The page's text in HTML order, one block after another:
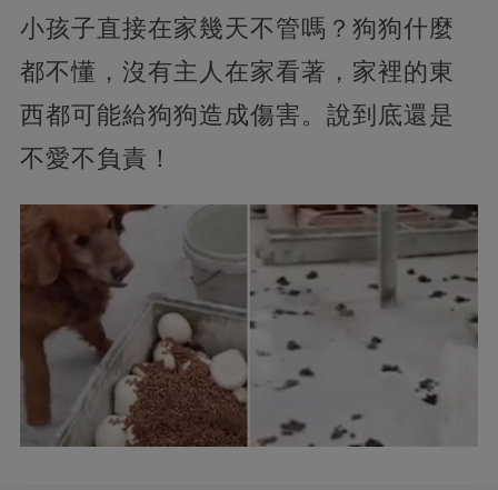
小孩子直接在家幾天不管嗎？狗狗什麼
都不懂，沒有主人在家看著，家裡的東
西都可能給狗狗造成傷害。說到底還是
不愛不負責！